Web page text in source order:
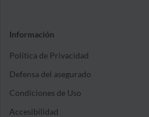
Información
Política de Privacidad
Defensa del asegurado
Condiciones de Uso
Accesibilidad